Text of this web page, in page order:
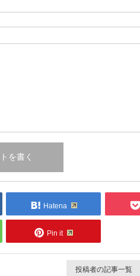
Hatena
Pin it
投稿者の記事一覧